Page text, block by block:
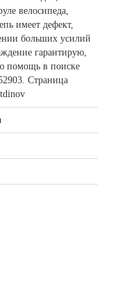
велосипеда,
имеет дефект,
больших усилий
гарантирую,
помощь в поиске
Страница